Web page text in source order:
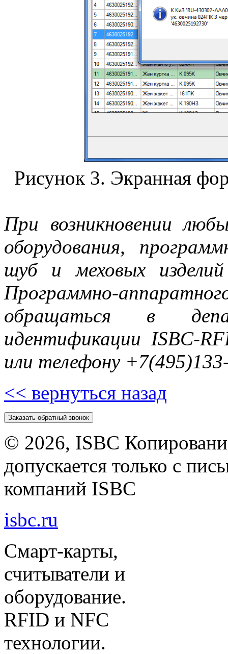
Рисунок 3. Экранная
При возникновении
оборудования,
шуб и меховых
Программно-
обращаться в
идентификации ISBC-
или телефону
<< вернуться назад
Заказать обратный звонок
© 2026, ISBC
допускается только с
компаний ISBC
isbc.ru
Смарт-карты,
считыватели и
оборудование.
RFID и NFC
технологии.